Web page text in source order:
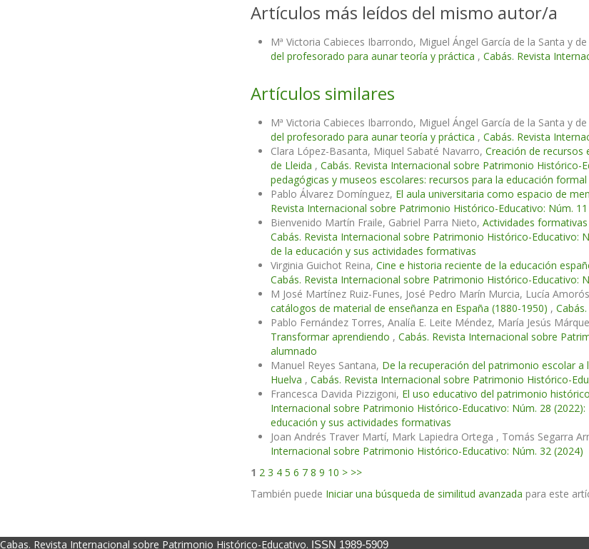
Artículos más leídos del mismo autor/a
Mª Victoria Cabieces Ibarrondo, Miguel Ángel García de la Santa y
del profesorado para aunar teoría y práctica , Cabás. Revista
Artículos similares
Mª Victoria Cabieces Ibarrondo, Miguel Ángel García de la Santa y
del profesorado para aunar teoría y práctica , Cabás. Revista
Clara López-Basanta, Miquel Sabaté Navarro, Creación de recursos
de Lleida , Cabás. Revista Internacional sobre Patrimonio
pedagógicas y museos escolares: recursos para la educación formal
Pablo Álvarez Domínguez, El aula universitaria como espacio de
Revista Internacional sobre Patrimonio Histórico-Educativo: Núm. 11
Bienvenido Martín Fraile, Gabriel Parra Nieto, Actividades
Cabás. Revista Internacional sobre Patrimonio Histórico-
de la educación y sus actividades formativas
Virginia Guichot Reina, Cine e historia reciente de la educación
Cabás. Revista Internacional sobre Patrimonio Histórico-Educativo:
M José Martínez Ruiz-Funes, José Pedro Marín Murcia, Lucía
catálogos de material de enseñanza en España (1880-1950) ,
Pablo Fernández Torres, Analía E. Leite Méndez, María Jesús
Transformar aprendiendo , Cabás. Revista Internacional sobre
alumnado
Manuel Reyes Santana, De la recuperación del patrimonio escolar
Huelva , Cabás. Revista Internacional sobre Patrimonio Histórico-
Francesca Davida Pizzigoni, El uso educativo del patrimonio
Internacional sobre Patrimonio Histórico-Educativo: Núm. 28
educación y sus actividades formativas
Joan Andrés Traver Martí, Mark Lapiedra Ortega , Tomás Segarra
Internacional sobre Patrimonio Histórico-Educativo: Núm. 32 (2024)
1 2 3 4 5 6 7 8 9 10 > >>
También puede Iniciar una búsqueda de similitud avanzada para este
Cabas. Revista Internacional sobre Patrimonio Histórico-Educativo. ISSN 1989-5909